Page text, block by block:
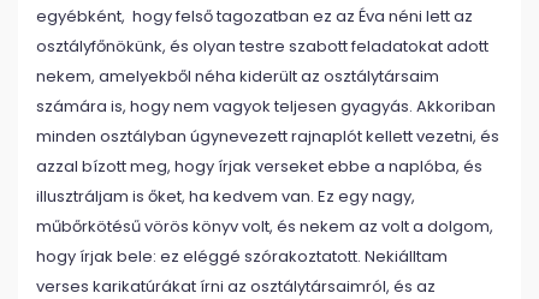
egyébként, hogy felső tagozatban ez az Éva néni lett az
osztályfőnökünk, és olyan testre szabott feladatokat adott
nekem, amelyekből néha kiderült az osztálytársaim
számára is, hogy nem vagyok teljesen gyagyás. Akkoriban
minden osztályban úgynevezett rajnaplót kellett vezetni, és
azzal bízott meg, hogy írjak verseket ebbe a naplóba, és
illusztráljam is őket, ha kedvem van. Ez egy nagy,
műbőrkötésű vörös könyv volt, és nekem az volt a dolgom,
hogy írjak bele: ez eléggé szórakoztatott. Nekiálltam
verses karikatúrákat írni az osztálytársaimról, és az